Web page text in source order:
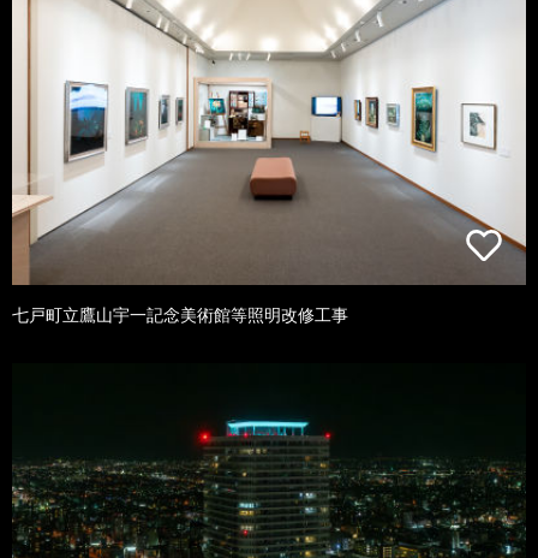
七戸町立鷹山宇一記念美術館等照明改修工事